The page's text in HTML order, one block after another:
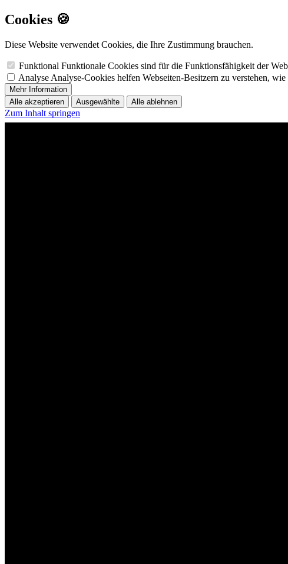
Cookies 🍪
Diese Website verwendet Cookies, die Ihre Zustimmung brauchen.
Funktional Funktionale Cookies sind für die Funktionsfähigkeit der
Analyse Analyse-Cookies helfen Webseiten-Besitzern zu verstehen,
Mehr Information
Alle akzeptieren
Ausgewählte Alle ablehnen
Zum Inhalt springen